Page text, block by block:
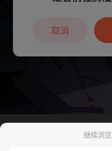
继续浏
本章节仅支持App
户7
取消